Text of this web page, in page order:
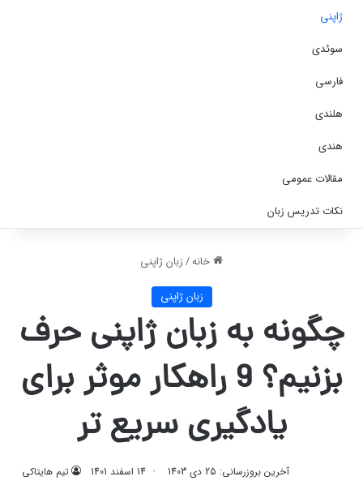
ژاپنی
سوئدی
فارسی
هلندی
هندی
مقالات عمومی
نکات تدریس زبان
خانه/زبان ژاپنی
زبان ژاپنی
چگونه به زبان ژاپنی حرف
بزنیم؟ 9 راهکار موثر برای
یادگیری سریع تر
تیم هایتاکی 14 اسفند 1401
آخرین بروزرسانی: 25 دی 1403